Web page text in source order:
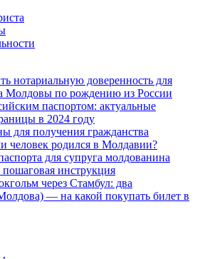
нотариальную доверенность для
Молдовы по рождению из России
паспортом: актуальные
в 2024 году
для получения гражданства
человек родился в Молдавии?
для супруга молдованина
пошаговая инструкция
через Стамбул: два
— на какой покупать билет в